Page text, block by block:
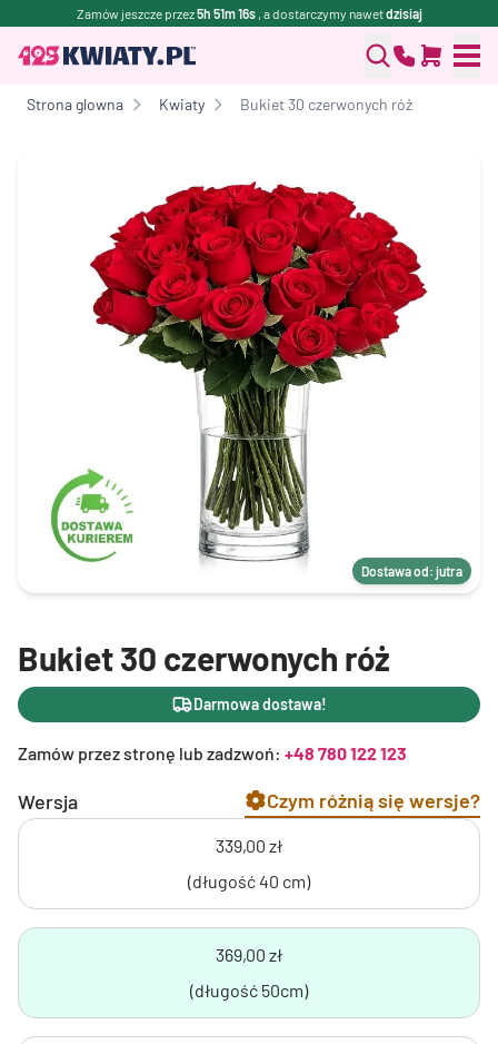
Zamów jeszcze przez5h 51m 16s , a dostarczymy nawetdzisiaj
Strona glowna Kwiaty Bukiet 30 czerwonych róż
Dostawa od: jutra
Bukiet 30 czerwonych róż
Darmowa dostawa!
Zamów przez stronę lub zadzwoń: +48 780 122 123
Wersja Czym różnią się wersje?
339,00 zł
(długość 40 cm)
369,00 zł
(długość 50cm)